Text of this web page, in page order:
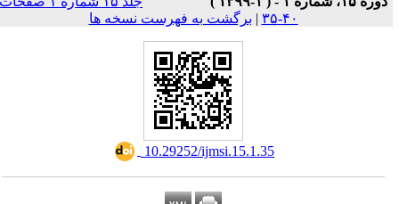
۴۰-۳۵
|برگشت به فهرست نسخه ها
‎ 10.29252/ijmsi.15.1.35